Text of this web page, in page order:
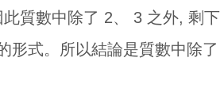
質數中除了 2、 3 之外, 剩下
形式。所以結論是質數中除了